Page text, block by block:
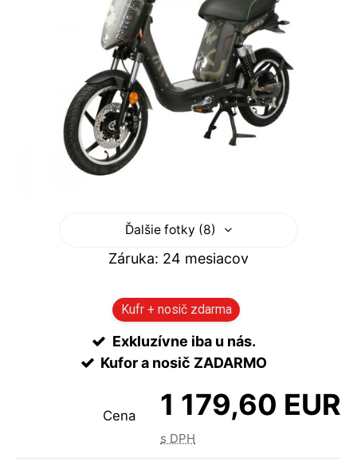
Ďalšie fotky (8)
Záruka: 24 mesiacov
Kufr + nosič zdarma
Exkluzívne iba u nás.
Kufor a nosič ZADARMO
Cena 1 179,60 EUR
s DPH